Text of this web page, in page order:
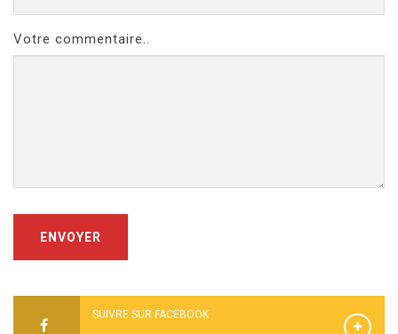
Votre commentaire..
ENVOYER
SUIVRE SUR FACEBOOK